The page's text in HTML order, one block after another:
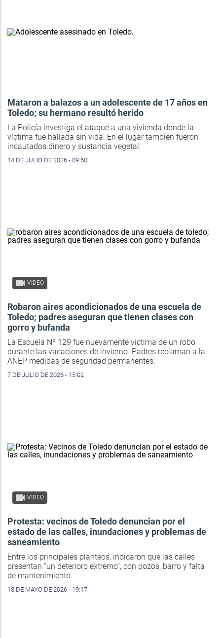
Mataron a balazos a un adolescente de 17 años en
Toledo; su hermano resultó herido
La Policía investiga el ataque a una vivienda donde la
víctima fue hallada sin vida. En el lugar también fueron
incautados dinero y sustancia vegetal.
14 DE JULIO DE 2026 - 09:50
VIDEO
Robaron aires acondicionados de una escuela de
Toledo; padres aseguran que tienen clases con
gorro y bufanda
La Escuela Nº 129 fue nuevamente víctima de un robo
durante las vacaciones de invierno. Padres reclaman a la
ANEP medidas de seguridad permanentes.
7 DE JULIO DE 2026 - 15:02
VIDEO
Protesta: vecinos de Toledo denuncian por el
estado de las calles, inundaciones y problemas de
saneamiento
Entre los principales planteos, indicaron que las calles
presentan “un deterioro extremo”, con pozos, barro y falta
de mantenimiento.
18 DE MAYO DE 2026 - 19:17